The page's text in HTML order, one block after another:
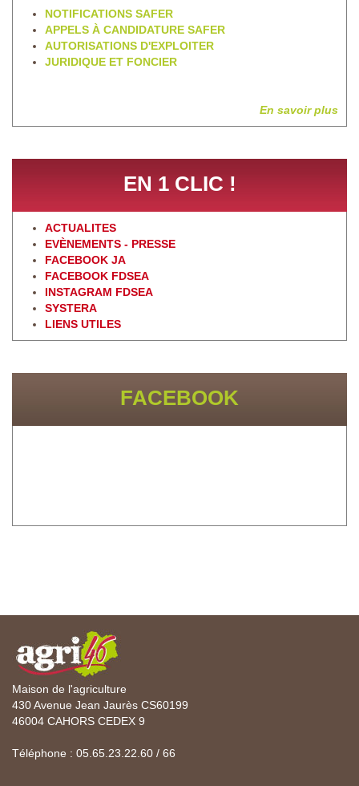
NOTIFICATIONS SAFER
APPELS À CANDIDATURE SAFER
AUTORISATIONS D'EXPLOITER
JURIDIQUE ET FONCIER
En savoir plus
EN 1 CLIC !
ACTUALITES
EVÈNEMENTS - PRESSE
FACEBOOK JA
FACEBOOK FDSEA
INSTAGRAM FDSEA
SYSTERA
LIENS UTILES
FACEBOOK
Maison de l'agriculture
430 Avenue Jean Jaurès CS60199
46004 CAHORS CEDEX 9
Téléphone : 05.65.23.22.60 / 66